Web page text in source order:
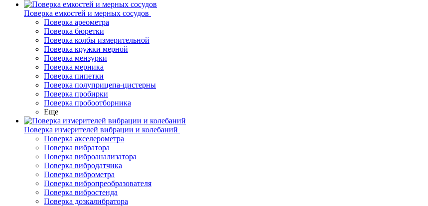
Поверка емкостей и мерных сосудов
Поверка ареометра
Поверка бюретки
Поверка колбы измерительной
Поверка кружки мерной
Поверка мензурки
Поверка мерника
Поверка пипетки
Поверка полуприцепа-цистерны
Поверка пробирки
Поверка пробоотборника
Еще
Поверка измерителей вибрации и колебаний
Поверка акселерометра
Поверка вибратора
Поверка виброанализатора
Поверка вибродатчика
Поверка виброметра
Поверка вибропреобразователя
Поверка вибростенда
Поверка дозкалибратора